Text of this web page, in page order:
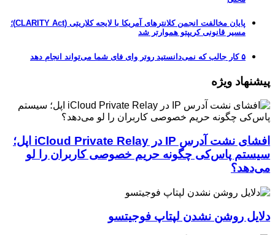
پایان مخالفت انجمن کلانترهای آمریکا با لایحه کلاریتی (CLARITY Act)؛
مسیر قانونی کریپتو هموارتر شد
۵ کار جالب که نمی‌دانستید روتر وای فای شما می‌تواند انجام دهد
پیشنهاد ویژه
افشای نشت آدرس IP در iCloud Private Relay اپل؛
سیستم پاس‌کی چگونه حریم خصوصی کاربران را لو
می‌دهد؟
دلایل روشن نشدن لپتاپ فوجیتسو